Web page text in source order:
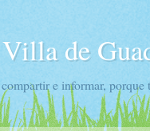
de
e informar, porque